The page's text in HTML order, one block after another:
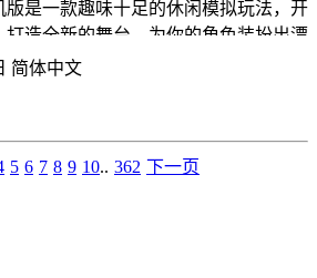
是一款趣味十足的休闲模拟玩法，开
打造全新的舞台，为你的角色装扮出漂
物一起登台演出，还有更多的区域能
的日常生活
简体中文
5 6 7 8 9 10.. 362 下一页